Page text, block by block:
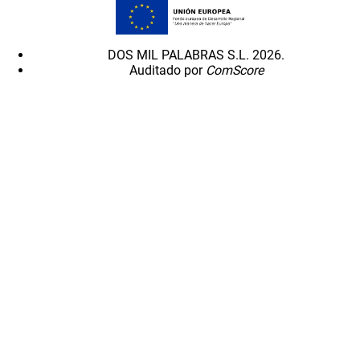
DOS MIL PALABRAS S.L. 2026.
Auditado por ComScore